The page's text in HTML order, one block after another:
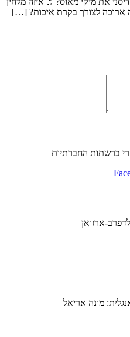
ארוכה לצורך בקרת איכות? […]
ברשתות החברתיות
ארזואן
מונה אריאל